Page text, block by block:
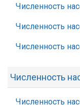
Численность
Численность
Численность
Численность
Численность